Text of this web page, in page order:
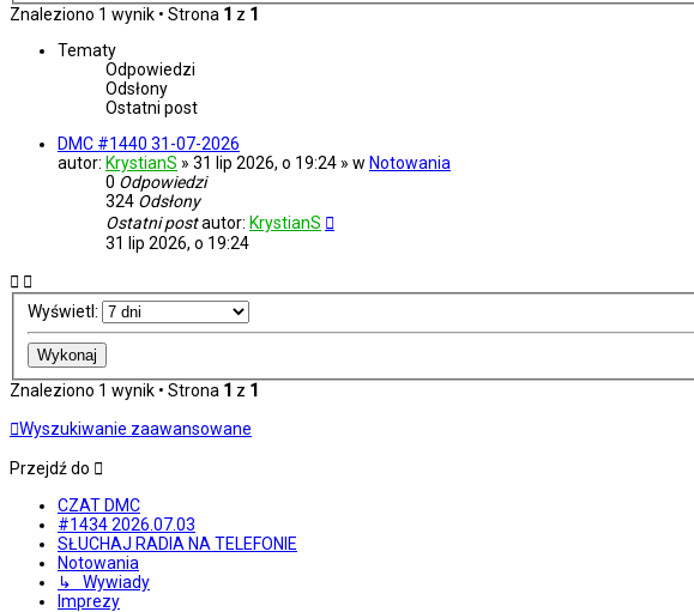
Znaleziono 1 wynik • Strona 1 z 1
Tematy
Odpowiedzi
Odsłony
Ostatni post
DMC #1440 31-07-2026
autor: KrystianS » 31 lip 2026, o 19:24 » w Notowania
0 Odpowiedzi
324 Odsłony
Ostatni postautor: KrystianS
31 lip 2026, o 19:24
Wyświetl:
Znaleziono 1 wynik • Strona 1 z 1
Wyszukiwanie zaawansowane
Przejdź do
CZAT DMC
#1434 2026.07.03
SŁUCHAJ RADIA NA TELEFONIE
Notowania
↳ Wywiady
Imprezy